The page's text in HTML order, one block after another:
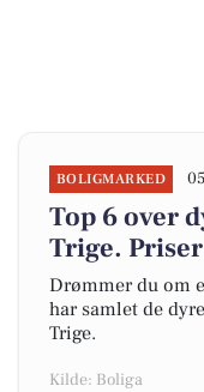
BOLIGMARKED
Top 6 over
Trige.
Drømmer du om
har samlet de
Trige.
Kilde: Boliga